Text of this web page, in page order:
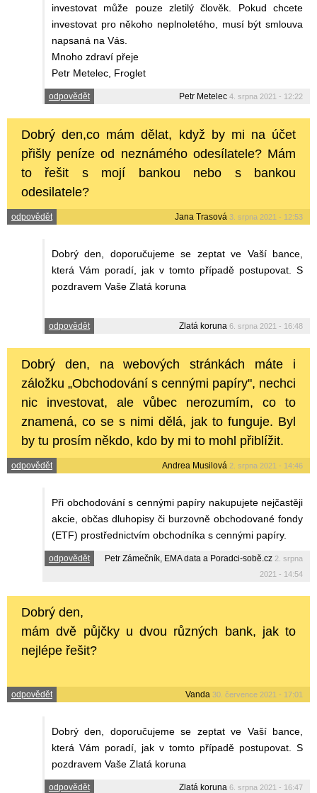
investovat může pouze zletilý člověk. Pokud chcete
investovat pro někoho neplnoletého, musí být smlouva
napsaná na Vás.
Mnoho zdraví přeje
Petr Metelec, Froglet
odpovědět Petr Metelec 4. srpna 2021 - 12:22
Dobrý den,co mám dělat, když by mi na účet
přišly peníze od neznámého odesílatele? Mám
to řešit s mojí bankou nebo s bankou
odesilatele?
odpovědět Jana Trasová 3. srpna 2021 - 12:53
Dobrý den, doporučujeme se zeptat ve Vaší bance,
která Vám poradí, jak v tomto případě postupovat. S
pozdravem Vaše Zlatá koruna
odpovědět Zlatá koruna 6. srpna 2021 - 16:48
Dobrý den, na webových stránkách máte i
záložku „Obchodování s cennými papíry", nechci
nic investovat, ale vůbec nerozumím, co to
znamená, co se s nimi dělá, jak to funguje. Byl
by tu prosím někdo, kdo by mi to mohl přiblížit.
odpovědět Andrea Musilová 2. srpna 2021 - 14:46
Při obchodování s cennými papíry nakupujete nejčastěji
akcie, občas dluhopisy či burzovně obchodované fondy
(ETF) prostřednictvím obchodníka s cennými papíry.
odpovědět Petr Zámečník, EMA data a Poradci-sobě.cz 2. srpna
2021 - 14:54
Dobrý den,
mám dvě půjčky u dvou různých bank, jak to
nejlépe řešit?
odpovědět Vanda 30. července 2021 - 17:01
Dobrý den, doporučujeme se zeptat ve Vaší bance,
která Vám poradí, jak v tomto případě postupovat. S
pozdravem Vaše Zlatá koruna
odpovědět Zlatá koruna 6. srpna 2021 - 16:47